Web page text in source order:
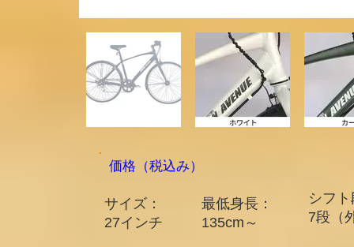
​価格（税込み）
サイズ：
​27インチ​
最低身長：
135cm～​
シフ
7段（